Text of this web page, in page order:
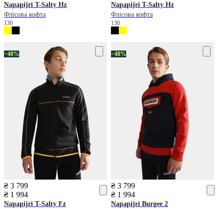
Napapijri T-Salty Hz
Флісова кофта
130
Napapijri T-Salty Hz
Флісова кофта
130
−48%
₴ 3 799
₴ 1 994
Napapijri T-Salty Fz
−48%
₴ 3 799
₴ 1 994
Napapijri Burgee 2